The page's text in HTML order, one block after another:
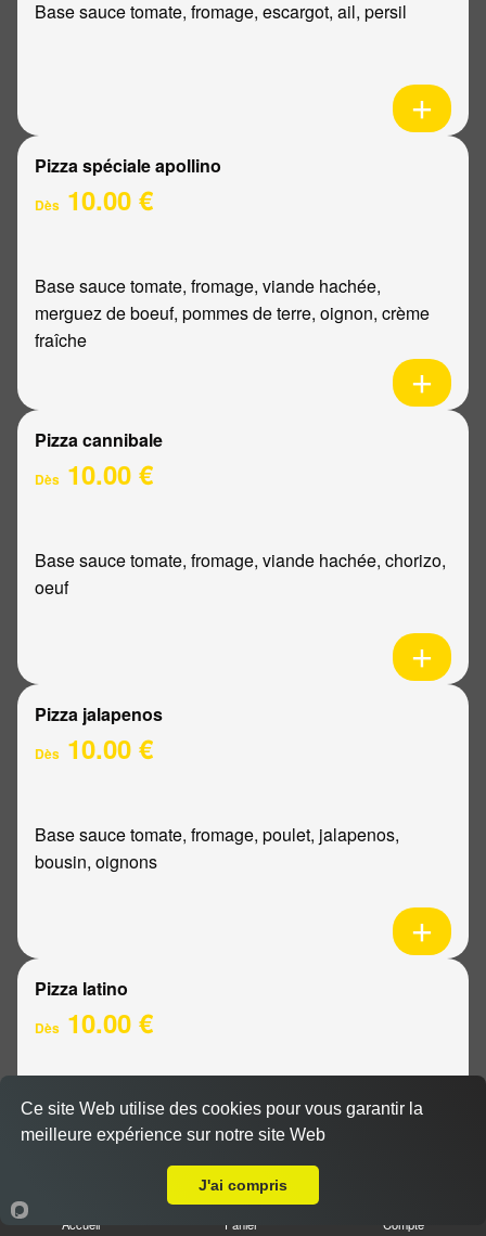
Base sauce tomate, fromage, escargot, ail, persil
Pizza spéciale apollino
Dès 10.00 €
Base sauce tomate, fromage, viande hachée,
merguez de boeuf, pommes de terre, oignon, crème
fraîche
Pizza cannibale
Dès 10.00 €
Base sauce tomate, fromage, viande hachée, chorizo,
oeuf
Pizza jalapenos
Dès 10.00 €
Base sauce tomate, fromage, poulet, jalapenos,
bousin, oignons
Pizza latino
Dès 10.00 €
Base sauce tomate, fromage, viande hachée, oignons,
sauce barbecue
Accueil Panier Compte
Ce site Web utilise des cookies pour vous garantir la
meilleure expérience sur notre site Web
J'ai compris